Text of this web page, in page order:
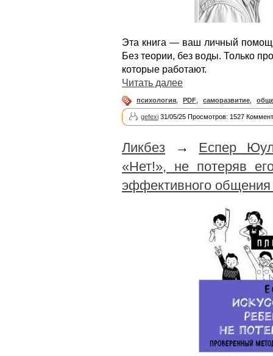
Эта книга — ваш личный
Без теории, без воды. Только
которые работают.
Читать далее
психология PDF саморазвитие
gefexi 31/05/25 Просмотров: 1527
Ликбез → Еспер
«Нет!», не потеряв
эффективного общения